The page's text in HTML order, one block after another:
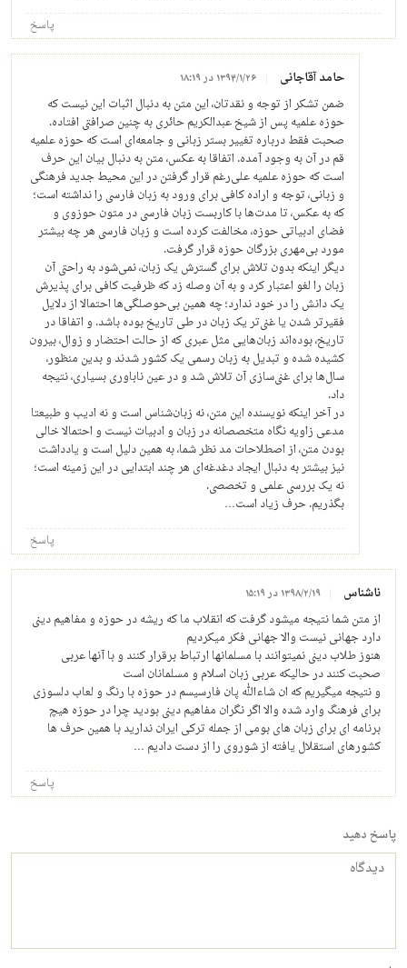
پاسخ
حامد آقاجانی ۱۳۹۴/۱/۲۶ در ۱۸:۱۹
ضمن تشکر از توجه و نقدتان، این متن به دنبال اثبات این نیست که
حوزه علمیه پس از شیخ عبدالکریم حائری به چنین صرافتی افتاده.
صحبت فقط درباره تغییر بستر زبانی و جامعه‌ای است که حوزه علمیه
قم در آن به وجود آمده. اتفاقا به عکس، متن به دنبال بیان این حرف
است که حوزه علمیه علی‌رغم قرار گرفتن در این محیط جدید فرهنگی
و زبانی، توجه و اراده کافی برای ورود به زبان فارسی را نداشته است؛
که به عکس، تا مدت‌ها با کاربست زبان فارسی در متون حوزوی و
فضای ادبیاتی حوزه، مخالفت کرده است و زبان فارسی هر چه بیشتر
مورد بی‌مهری بزرگان حوزه قرار گرفت.
دیگر اینکه بدون تلاش برای گسترش یک زبان، نمی‌شود به راحتی آن
زبان را لغو اعتبار کرد و به آن وصله زد که ظرفیت کافی برای پذیرش
یک دانش را در خود ندارد؛ چه همین بی‌حوصلگی‌ها احتمالا از دلایل
فقیرتر شدن یا غنی‌تر یک زبان در طی تاریخ بوده باشد. و اتفاقا در
تاریخ، بوده‌اند زبان‌هایی مثل عبری که از حالت احتضار و زوال، بیرون
کشیده شده و تبدیل به زبان رسمی یک کشور شدند و بدین منظور،
سال‌ها برای غنی‌سازی آن تلاش شد و در عین ناباوری بسیاری، نتیجه
داد.
در آخر اینکه نویسنده این متن، نه زبان‌شناس است و نه ادیب و طبیعتا
مدعی زاویه نگاه متخصصانه در زبان و ادبیات نیست و احتمالا خالی
بودن متن، از اصطلاحات مد نظر شما، به همین دلیل است و یادداشت
نیز بیشتر به دنبال ایجاد دغدغه‌ای هر چند ابتدایی در این زمینه است؛
نه یک بررسی علمی و تخصصی.
بگذریم. حرف زیاد است…
پاسخ
ناشناس ۱۳۹۸/۲/۱۹ در ۱۵:۱۹
از متن شما نتیجه میشود گرفت که انقلاب ما که ریشه در حوزه و مفاهیم دینی
دارد جهانی نیست والا جهانی فکر میکردیم
هنوز طلاب دینی نمیتوانند با مسلمانها ارتباط برقرار کنند و با آنها عربی
صحبت کنند در حالیکه عربی زبان اسلام و مسلمانان است
و نتیجه میگیریم که ان شاءالله پان فارسیسم در حوزه با رنگ و لعاب دلسوزی
برای فرهنگ وارد شده والا اگر نگران مفاهیم دینی بودید چرا در حوزه هیچ
برنامه ای برای زبان های بومی از جمله ترکی ایران ندارید با همین حرف ها
کشورهای استقلال یافته از شوروی را از دست دادیم …
پاسخ
پاسخ دهید
دیدگاه